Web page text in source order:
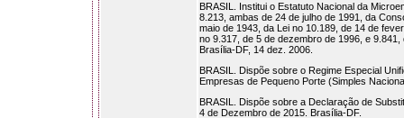
BRASIL. Institui o Estatuto Nacional da
8.213, ambas de 24 de julho de 1991, da
maio de 1943, da Lei no 10.189, de 14 de
no 9.317, de 5 de dezembro de 1996, e
Brasília-DF, 14 dez. 2006.
BRASIL. Dispõe sobre o Regime Especial
Empresas de Pequeno Porte (Simples
BRASIL. Dispõe sobre a Declaração de
4 de Dezembro de 2015. Brasília-DF.